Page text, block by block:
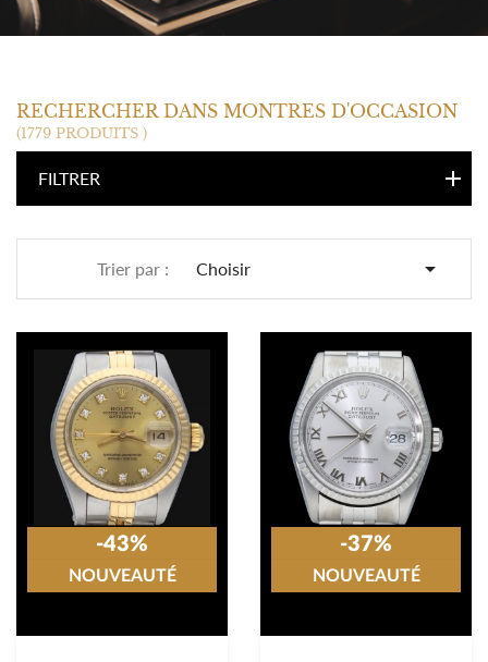
RECHERCHER DANS MONTRES D'OCCASION
(1779 PRODUITS )
FILTRER
Trier par : Choisir 
-43%
NOUVEAUTÉ
-37%
NOUVEAUTÉ